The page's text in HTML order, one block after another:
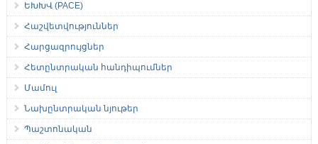
ԵԽԽՎ (PACE)
Հաշվետվություններ
Հարցազրույցներ
Հետընտրական հանդիպումներ
Մամուլ
Նախընտրական նյութեր
Պաշտոնական